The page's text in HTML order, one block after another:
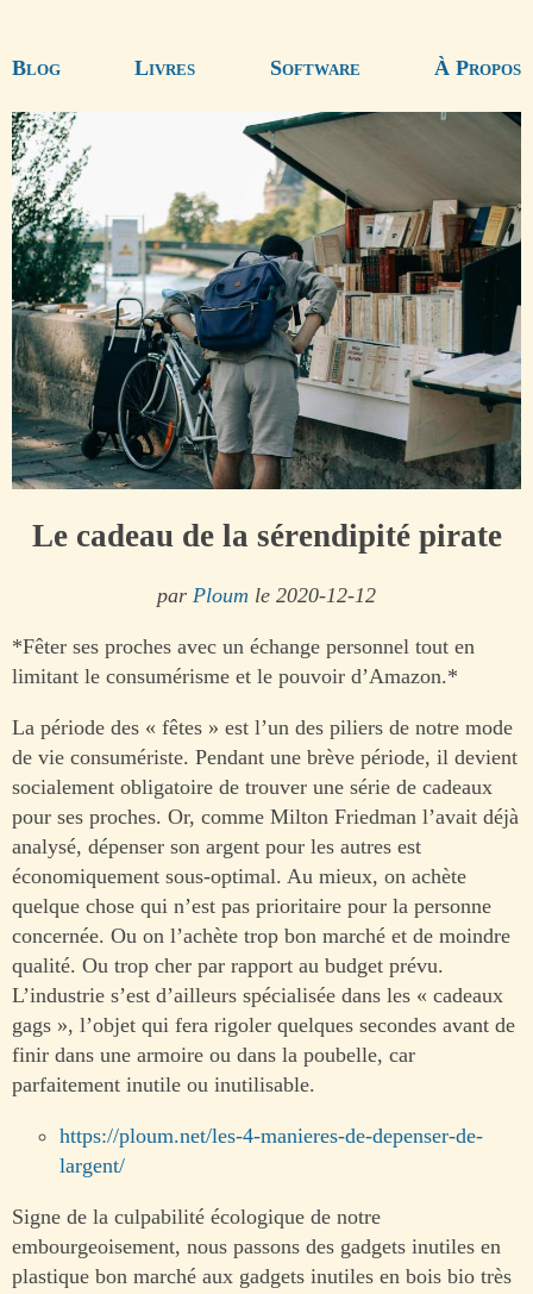
Blog Livres Software À Propos
Le cadeau de la sérendipité pirate
par Ploum le 2020-12-12
*Fêter ses proches avec un échange personnel tout en
limitant le consumérisme et le pouvoir d’Amazon.*
La période des « fêtes » est l’un des piliers de notre mode
de vie consumériste. Pendant une brève période, il devient
socialement obligatoire de trouver une série de cadeaux
pour ses proches. Or, comme Milton Friedman l’avait déjà
analysé, dépenser son argent pour les autres est
économiquement sous-optimal. Au mieux, on achète
quelque chose qui n’est pas prioritaire pour la personne
concernée. Ou on l’achète trop bon marché et de moindre
qualité. Ou trop cher par rapport au budget prévu.
L’industrie s’est d’ailleurs spécialisée dans les « cadeaux
gags », l’objet qui fera rigoler quelques secondes avant de
finir dans une armoire ou dans la poubelle, car
parfaitement inutile ou inutilisable.
https://ploum.net/les-4-manieres-de-depenser-de-
largent/
Signe de la culpabilité écologique de notre
embourgeoisement, nous passons des gadgets inutiles en
plastique bon marché aux gadgets inutiles en bois bio très